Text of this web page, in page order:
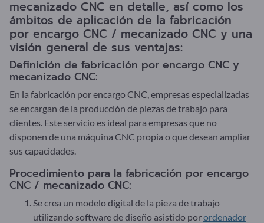
mecanizado CNC en detalle, así como los
ámbitos de aplicación de la fabricación
por encargo CNC / mecanizado CNC y una
visión general de sus ventajas:
Definición de fabricación por encargo CNC y
mecanizado CNC:
En la fabricación por encargo CNC, empresas especializadas
se encargan de la producción de piezas de trabajo para
clientes. Este servicio es ideal para empresas que no
disponen de una máquina CNC propia o que desean ampliar
sus capacidades.
Procedimiento para la fabricación por encargo
CNC / mecanizado CNC:
Se crea un modelo digital de la pieza de trabajo
utilizando software de diseño asistido porordenador